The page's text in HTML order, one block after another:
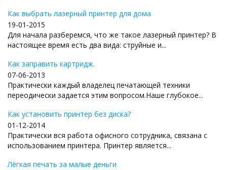
Как выбрать лазерный принтер для дома
19-01-2015
Для начала разберемся, что же такое лазерный принтер? В
настоящее время есть два вида: струйные и...
Как заправить картридж.
07-06-2013
Практически каждый владелец печатающей техники
переодически задается этим вопросом.Наше глубокое...
Как установить принтер без диска?
01-12-2014
Практически вся работа офисного сотрудника, связана с
использованием принтера. Принтер является...
Лёгкая печать за малые деньги